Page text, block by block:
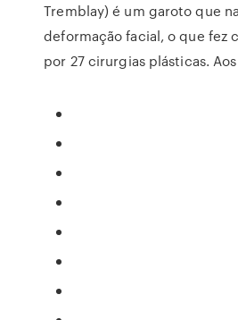
Tremblay) é um garoto que
deformação facial, o que fez
por 27 cirurgias plásticas. Aos